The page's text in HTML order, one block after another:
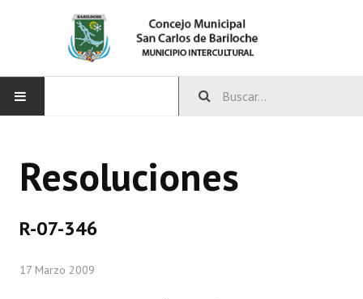
CONCEJO
Resoluciones
R-07-346
17 Marzo 2009